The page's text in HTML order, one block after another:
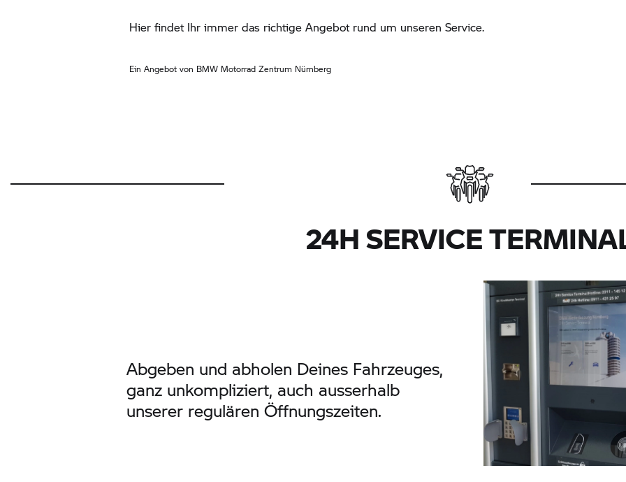
Hier findet Ihr immer das richtige Angebot rund um unseren Service.
Ein Angebot von BMW Motorrad Zentrum Nürnberg
24H SERVICE
Abgeben und abholen Deines Fahrzeuges,
ganz unkompliziert, auch ausserhalb
unserer regulären Öffnungszeiten.